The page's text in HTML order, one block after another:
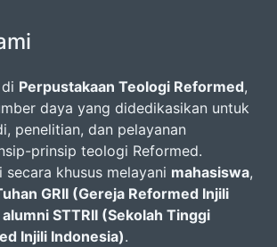
Perpustakaan Teologi Reformed,
daya yang didedikasikan untuk
penelitian, dan pelayanan
prinsip teologi Reformed.
secara khusus melayani mahasiswa,
GRII (Gereja Reformed Injili
alumni STTRII (Sekolah Tinggi
Injili Indonesia).